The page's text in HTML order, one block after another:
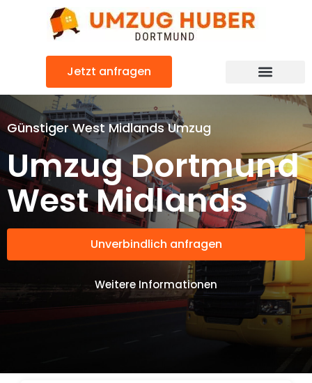
Jetzt anfragen
Günstiger West Midlands Umzug
Umzug Dortmund
West Midlands
Unverbindlich anfragen
Weitere Informationen